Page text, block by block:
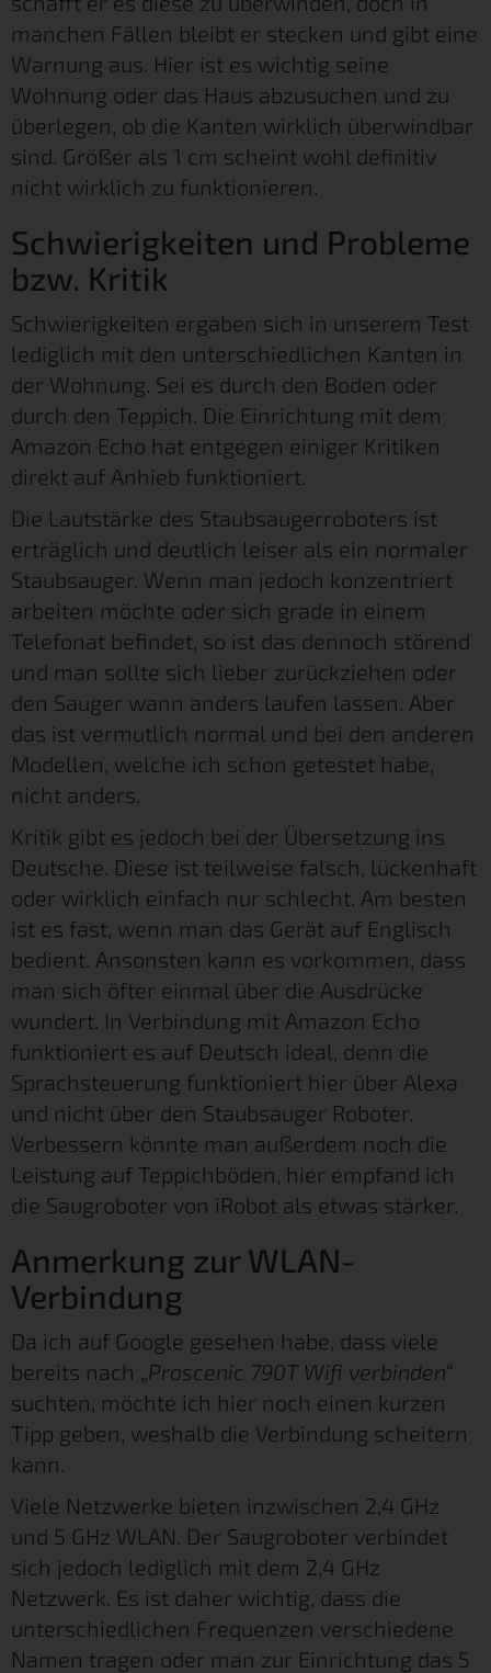
manchen Fällen bleibt er stecken und gibt eine
Warnung aus. Hier ist es wichtig seine
Wohnung oder das Haus abzusuchen und zu
überlegen, ob die Kanten wirklich überwindbar
sind. Größer als 1 cm scheint wohl definitiv
nicht wirklich zu funktionieren.
Schwierigkeiten und Probleme
bzw. Kritik
Schwierigkeiten ergaben sich in unserem Test
lediglich mit den unterschiedlichen Kanten in
der Wohnung. Sei es durch den Boden oder
durch den Teppich. Die Einrichtung mit dem
Amazon Echo hat entgegen einiger Kritiken
direkt auf Anhieb funktioniert.
Die Lautstärke des Staubsaugerroboters ist
erträglich und deutlich leiser als ein normaler
Staubsauger. Wenn man jedoch konzentriert
arbeiten möchte oder sich grade in einem
Telefonat befindet, so ist das dennoch störend
und man sollte sich lieber zurückziehen oder
den Sauger wann anders laufen lassen. Aber
das ist vermutlich normal und bei den anderen
Modellen, welche ich schon getestet habe,
nicht anders.
Kritik gibt es jedoch bei der Übersetzung ins
Deutsche. Diese ist teilweise falsch, lückenhaft
oder wirklich einfach nur schlecht. Am besten
ist es fast, wenn man das Gerät auf Englisch
bedient. Ansonsten kann es vorkommen, dass
man sich öfter einmal über die Ausdrücke
wundert. In Verbindung mit Amazon Echo
funktioniert es auf Deutsch ideal, denn die
Sprachsteuerung funktioniert hier über Alexa
und nicht über den Staubsauger Roboter.
Verbessern könnte man außerdem noch die
Leistung auf Teppichböden, hier empfand ich
die Saugroboter von iRobot als etwas stärker.
Anmerkung zur WLAN-
Verbindung
Da ich auf Google gesehen habe, dass viele
bereits nach „Proscenic 790T Wifi verbinden“
suchten, möchte ich hier noch einen kurzen
Tipp geben, weshalb die Verbindung scheitern
kann.
Viele Netzwerke bieten inzwischen 2,4 GHz
und 5 GHz WLAN. Der Saugroboter verbindet
sich jedoch lediglich mit dem 2,4 GHz
Netzwerk. Es ist daher wichtig, dass die
unterschiedlichen Frequenzen verschiedene
Namen tragen oder man zur Einrichtung das 5